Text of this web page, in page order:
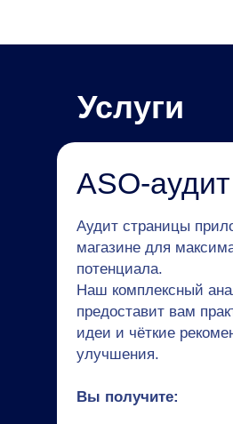
Услуги
ASO-аудит
Аудит страницы
магазине для
потенциала.
Наш комплексный
предоставит вам
идеи и чёткие
улучшения.
Вы получите: